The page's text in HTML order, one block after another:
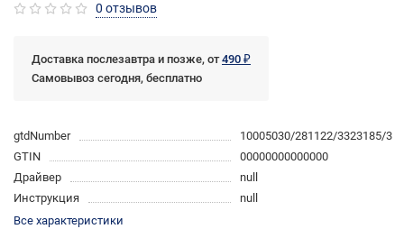
0 отзывов
Доставка послезавтра и позже, от490 ₽
Самовывоз сегодня, бесплатно
gtdNumber
10005030/281122/3323185/3
GTIN
00000000000000
Драйвер
null
Инструкция
null
Все характеристики